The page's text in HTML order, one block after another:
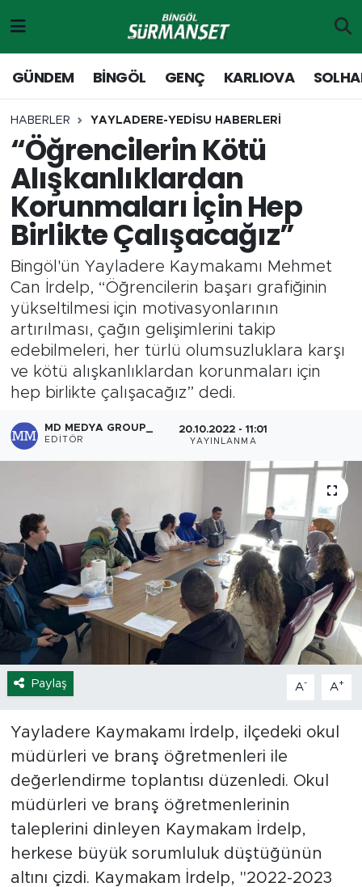
GÜNDEM BİNGÖL GENÇ KARLIOVA
HABERLER YAYLADERE-YEDİSU HABERLERİ
“Öğrencilerin Kötü
Alışkanlıklardan
Korunmaları İçin Hep
Birlikte Çalışacağız”
Bingöl'ün Yayladere Kaymakamı Mehmet
Can İrdelp, “Öğrencilerin başarı grafiğinin
yükseltilmesi için motivasyonlarının
artırılması, çağın gelişimlerini takip
edebilmeleri, her türlü olumsuzluklara karşı
ve kötü alışkanlıklardan korunmaları için
hep birlikte çalışacağız” dedi.
MD MEDYA GROUP_
EDITÖR
20.10.2022 - 11:01
YAYINLANMA
Paylaş A- A+
Yayladere Kaymakamı İrdelp, ilçedeki okul
müdürleri ve branş öğretmenleri ile
değerlendirme toplantısı düzenledi. Okul
müdürleri ve branş öğretmenlerinin
taleplerini dinleyen Kaymakam İrdelp,
herkese büyük sorumluluk düştüğünün
altını çizdi. Kaymakam İrdelp, ''2022-2023
Genç
Solhan
Karlıova
Adaklı-Kiğı
Yayladere-Yedisu
MD Prestij Dergisi
Siyaset
Spor
Yaşam
Eğitim
Ekonomi
Hava Durumu
Tavz Der
Bingöl Kaza Haberleri
Merkez Hava Durumu
Merkez Trafik Yoğunluk Haritası
Süper Lig Puan Durumu ve Fikstür
Tüm Manşetler
Son Dakika Haberleri
Haber Arşivi